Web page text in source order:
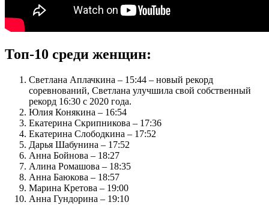
Топ-10 среди женщин:
Светлана Аплачкина – 15:44 – новый рекорд
соревнований, Светлана улучшила свой собственный
рекорд 16:30 с 2020 года.
Юлия Конякина – 16:54
Екатерина Скрипникова – 17:36
Екатерина Слободкина – 17:52
Дарья Шабунина – 17:52
Анна Бойнова – 18:27
Алина Ромашова – 18:35
Анна Баюкова – 18:57
Марина Кретова – 19:00
Анна Гундорина – 19:10